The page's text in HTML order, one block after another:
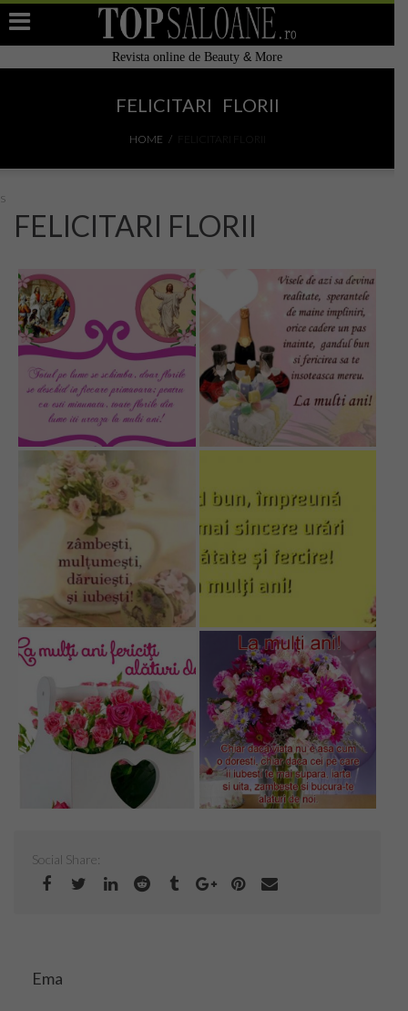
Home
Filtre de apa alcalina restructurata Japonia
TOP 10
Top Saloane Infrumusetare Romania
Top Saloane Infrumusetare Bucuresti
Top Saloane Infrumusetare Ilfov
Top Saloane de Manichiura
Top Saloane Remodelare Corporala
Epilare definitiva
CONTACT
Dermopigmentare
Extensii Gene
Frizerii-Baarbering & Grooming
Top Clinici Chirurgie Estetica
Top Saloane Infrumusetare Sector 2
Revista online de Beauty & More
FELICITARI FLORII
HOME
s
FELICITARI FLORII
Social Share:
Ema